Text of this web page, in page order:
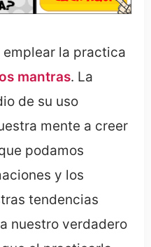
emplear la practica
mantras. La
de su uso
mente a creer
podamos
y los
tendencias
nuestro verdadero